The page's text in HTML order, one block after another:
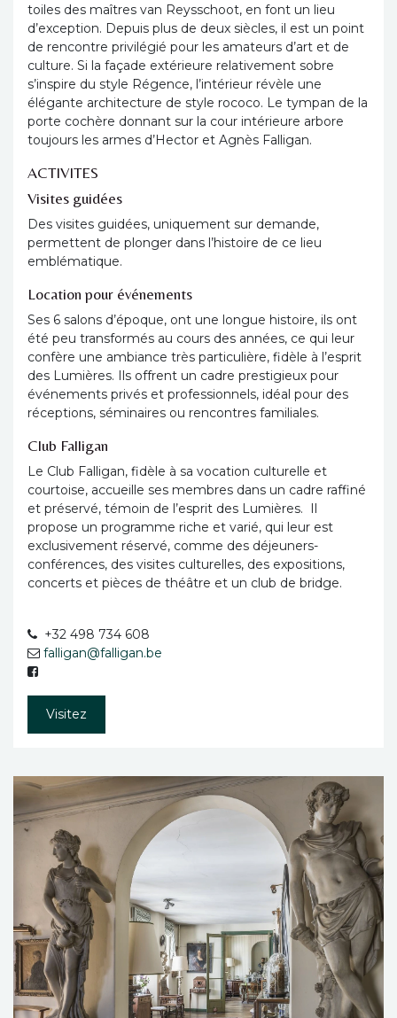
toiles des maîtres van Reysschoot, en font un lieu
d’exception. Depuis plus de deux siècles, il est un point
de rencontre privilégié pour les amateurs d’art et de
culture. Si la façade extérieure relativement sobre
s’inspire du style Régence, l’intérieur révèle une
élégante architecture de style rococo. Le tympan de la
porte cochère donnant sur la cour intérieure arbore
toujours les armes d’Hector et Agnès Falligan.
ACTIVITES
Visites guidées
Des visites guidées, uniquement sur demande,
permettent de plonger dans l’histoire de ce lieu
emblématique.
Location pour événements
Ses 6 salons d’époque, ont une longue histoire, ils ont
été peu transformés au cours des années, ce qui leur
confère une ambiance très particulière, fidèle à l’esprit
des Lumières. Ils offrent un cadre prestigieux pour
événements privés et professionnels, idéal pour des
réceptions, séminaires ou rencontres familiales.
Club Falligan
Le Club Falligan, fidèle à sa vocation culturelle et
courtoise, accueille ses membres dans un cadre raffiné
et préservé, témoin de l’esprit des Lumières. Il
propose un programme riche et varié, qui leur est
exclusivement réservé, comme des déjeuners-
conférences, des visites culturelles, des expositions,
concerts et pièces de théâtre et un club de bridge.
+32 498 734 608
falligan@falligan.be
Visitez